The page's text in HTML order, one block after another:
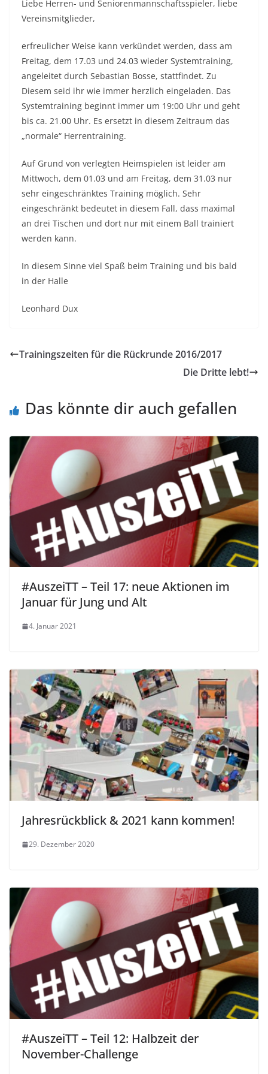
Liebe Herren- und Seniorenmannschaftsspieler, liebe
Vereinsmitglieder,
erfreulicher Weise kann verkündet werden, dass am
Freitag, dem 17.03 und 24.03 wieder Systemtraining,
angeleitet durch Sebastian Bosse, stattfindet. Zu
Diesem seid ihr wie immer herzlich eingeladen. Das
Systemtraining beginnt immer um 19:00 Uhr und geht
bis ca. 21.00 Uhr. Es ersetzt in diesem Zeitraum das
„normale“ Herrentraining.
Auf Grund von verlegten Heimspielen ist leider am
Mittwoch, dem 01.03 und am Freitag, dem 31.03 nur
sehr eingeschränktes Training möglich. Sehr
eingeschränkt bedeutet in diesem Fall, dass maximal
an drei Tischen und dort nur mit einem Ball trainiert
werden kann.
In diesem Sinne viel Spaß beim Training und bis bald
in der Halle
Leonhard Dux
Trainingszeiten für die Rückrunde 2016/2017
Die Dritte lebt!
Das könnte dir auch gefallen
#AuszeiTT – Teil 17: neue Aktionen im
Januar für Jung und Alt
4. Januar 2021
Jahresrückblick & 2021 kann kommen!
29. Dezember 2020
#AuszeiTT – Teil 12: Halbzeit der
November-Challenge